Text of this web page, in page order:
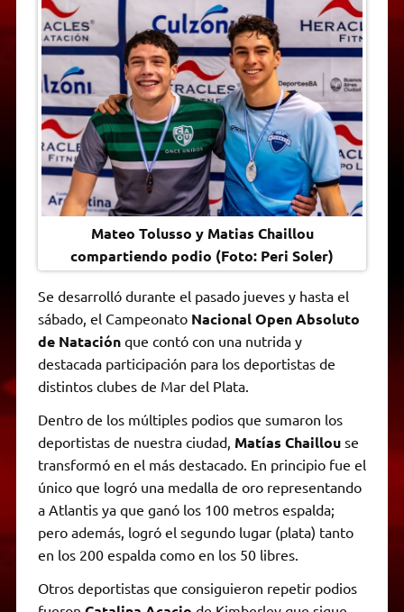
t
s
A
p
e
g
r
a
m
r
e
b
o
o
k
e
n
g
e
r
y
L
i
n
k
i
l
n
t
F
r
i
e
n
d
l
y
Mateo Tolusso y Matias Chaillou
compartiendo podio (Foto: Peri Soler)
Se desarrolló durante el pasado jueves y hasta el
sábado, el Campeonato Nacional Open Absoluto
de Nataciónque contó con una nutrida y
destacada participación para los deportistas de
distintos clubes de Mar del Plata.
Dentro de los múltiples podios que sumaron los
deportistas de nuestra ciudad, Matías Chaillou se
transformó en el más destacado. En principio fue el
único que logró una medalla de oro representando
a Atlantis ya que ganó los 100 metros espalda;
pero además, logró el segundo lugar (plata) tanto
en los 200 espalda como en los 50 libres.
Otros deportistas que consiguieron repetir podios